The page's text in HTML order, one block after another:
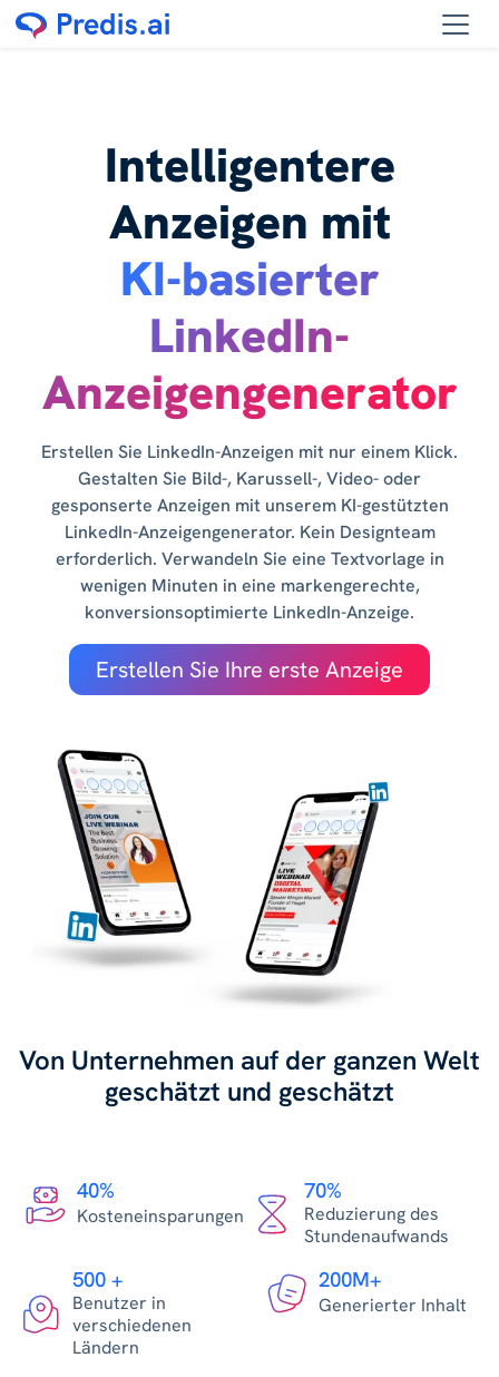
Intelligentere
Anzeigen mit
KI-basierter
LinkedIn-
Anzeigengenerator
Erstellen Sie LinkedIn-Anzeigen mit nur einem Klick.
Gestalten Sie Bild-, Karussell-, Video- oder
gesponserte Anzeigen mit unserem KI-gestützten
LinkedIn-Anzeigengenerator. Kein Designteam
erforderlich. Verwandeln Sie eine Textvorlage in
wenigen Minuten in eine markengerechte,
konversionsoptimierte LinkedIn-Anzeige.
Erstellen Sie Ihre erste Anzeige
Von Unternehmen auf der ganzen Welt
geschätzt und geschätzt
40%
Kosteneinsparungen
70%
Reduzierung des
Stundenaufwands
500 +
Benutzer in
verschiedenen
Ländern
200M+
Generierter Inhalt